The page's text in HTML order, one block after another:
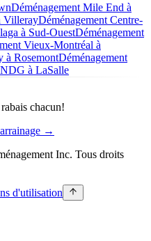
Déménagement Mile End à
VillerayDéménagement Centre-
à Sud-OuestDéménagement
Vieux-Montréal à
à RosemontDéménagement
à LaSalle
chacun!
→
Inc. Tous droits
d'utilisation